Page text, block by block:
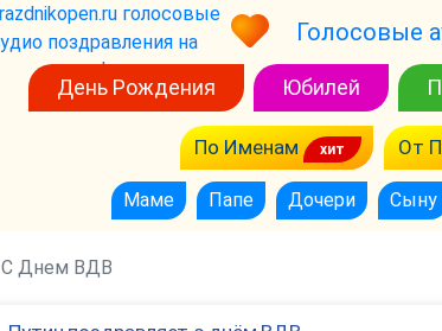
Голосовые
День Рождения Юбилей
По Именам От
Маме Папе Дочери Сыну
С Днем ВДВ